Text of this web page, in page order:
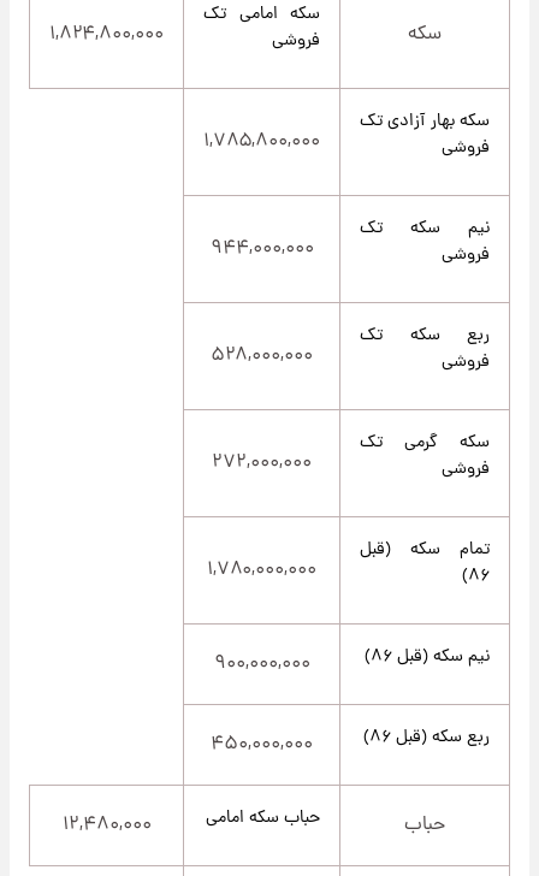
سکه
سکه امامی تک
فروشی
۱,۸۲۴,۸۰۰,۰۰۰
سکه بهار آزادی تک
فروشی
۱,۷۸۵,۸۰۰,۰۰۰
نیم سکه تک
فروشی
۹۴۴,۰۰۰,۰۰۰
ربع سکه تک
فروشی
۵۲۸,۰۰۰,۰۰۰
سکه گرمی تک
فروشی
۲۷۲,۰۰۰,۰۰۰
تمام سکه (قبل
۸۶)
۱,۷۸۰,۰۰۰,۰۰۰
نیم سکه (قبل ۸۶) ۹۰۰,۰۰۰,۰۰۰
ربع سکه (قبل ۸۶) ۴۵۰,۰۰۰,۰۰۰
حباب حباب سکه امامی ۱۲,۴۸۰,۰۰۰